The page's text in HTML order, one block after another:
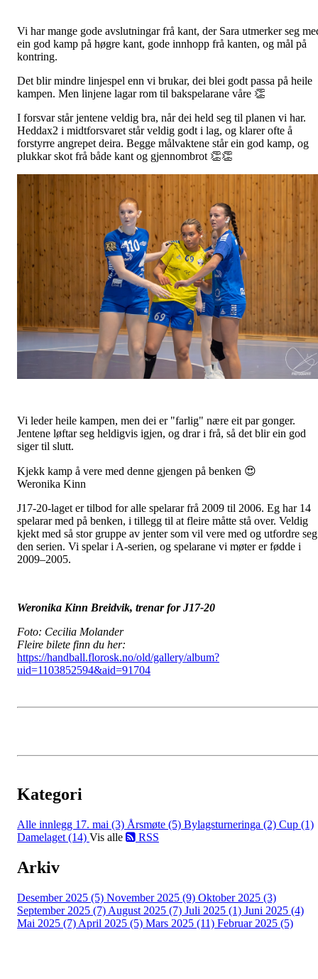
Vi har mange gode avslutningar frå kant, der Sara utmerker seg
ein god kamp på høgre kant, gode innhopp frå kanten, og mål på
kontring.
Det blir mindre linjespel enn vi brukar, dei blei godt passa på heile
kampen. Men linjene lagar rom til bakspelarane våre 👏
I forsvar står jentene veldig bra, når dei held seg til planen vi har.
Heddax2 i midtforsvaret står veldig godt i lag, og klarer ofte å
forstyrre angrepet deira. Begge målvaktene står ein god kamp, og
plukkar skot frå både kant og gjennombrot 👏👏
Vi leder heile kampen, men dei er "farlig" nære eit par gonger.
Jentene løftar seg heldigvis igjen, og drar i frå, så det blir ein god
siger til slutt.
Kjekk kamp å vere med denne gjengen på benken 😍
Weronika Kinn
J17-20-laget er tilbod for alle spelarar frå 2009 til 2006. Eg har 14
spelarar med på benken, i tillegg til at fleire måtte stå over. Veldig
kjekt med så stor gruppe av jenter som vil vere med og utfordre
den serien. Vi spelar i A-serien, og spelarane vi møter er fødde i
2009–2005.
Weronika Kinn Breidvik, trenar for J17-20
Foto: Cecilia Molander
Fleire bilete finn du her:
https://handball.florosk.no/old/gallery/album?
uid=1103852594&aid=91704
Kategori
Alle innlegg 17. mai (3) Årsmøte (5) Bylagsturneringa (2) Cup (1)
Damelaget (14) Vis alle RSS
Arkiv
Desember 2025 (5) November 2025 (9) Oktober 2025 (3)
September 2025 (7) August 2025 (7) Juli 2025 (1) Juni 2025 (4)
Mai 2025 (7) April 2025 (5) Mars 2025 (11) Februar 2025 (5)